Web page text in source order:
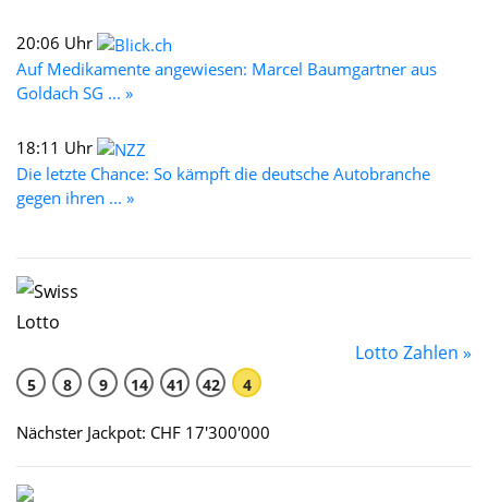
20:06 Uhr
Auf Medikamente angewiesen: Marcel Baumgartner aus
Goldach SG ... »
18:11 Uhr
Die letzte Chance: So kämpft die deutsche Autobranche
gegen ihren ... »
Lotto Zahlen »
5 8 9 14 41 42 4
Nächster Jackpot: CHF 17'300'000